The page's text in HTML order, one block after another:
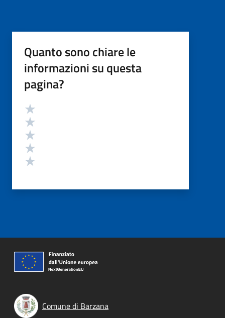
Quanto sono chiare le
informazioni su questa
pagina?
Valutazione
Comune di Barzana